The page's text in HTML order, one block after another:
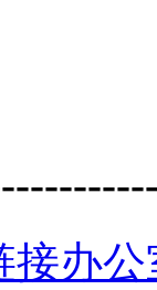
接办